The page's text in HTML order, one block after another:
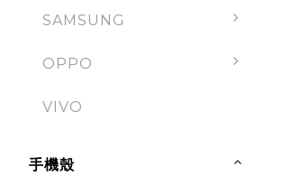
SAMSUNG
OPPO
VIVO
手機殼